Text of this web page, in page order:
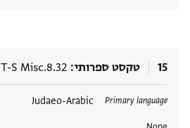
15 טקסט ספרותי T-S Misc.8.32
Primary language
Judaeo-Arabic תגים